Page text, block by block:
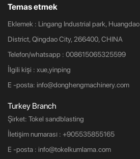
Temas etmek
Eklemek : Lingang Industrial park, Huangdao
District, Qingdao City, 266400, CHINA
Telefon/whatsapp : 008615065325599
İlgili kişi : xue,yinping
E -posta: info@donghengmachinery.com
Turkey Branch
Şirket: Tokel sandblasting
İletişim numarası : +905535855165
E -posta : info@tokelkumlama.com